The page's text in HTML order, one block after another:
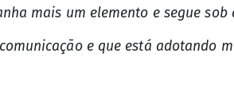
mais um elemento e segue
e que está adotando